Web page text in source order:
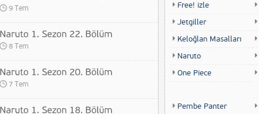
9 Tem
8 Tem
7 Tem
Free! izle
Jetgiller
Keloğlan Masalları
Naruto
One Piece
Pembe Panter